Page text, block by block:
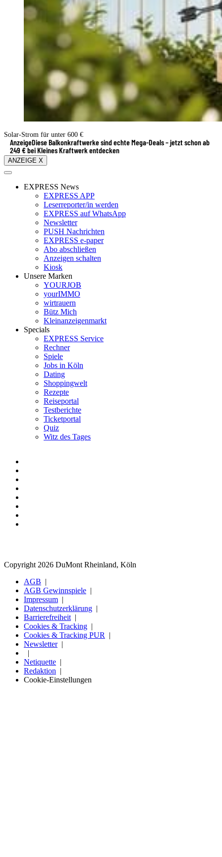
Solar-Strom für unter 600 €
AnzeigeDiese Balkonkraftwerke sind echte Mega-Deals – jetzt schon ab
249 € bei Kleines Kraftwerk entdecken
ANZEIGE X
EXPRESS News
EXPRESS APP
Leserreporter/in werden
EXPRESS auf WhatsApp
Newsletter
PUSH Nachrichten
EXPRESS e-paper
Abo abschließen
Anzeigen schalten
Kiosk
Unsere Marken
YOURJOB
yourIMMO
wirtrauern
Bütz Mich
Kleinanzeigenmarkt
Specials
EXPRESS Service
Rechner
Spiele
Jobs in Köln
Dating
Shoppingwelt
Rezepte
Reiseportal
Testberichte
Ticketportal
Quiz
Witz des Tages
Copyright 2026 DuMont Rheinland, Köln
AGB
AGB Gewinnspiele
Impressum
Datenschutzerklärung
Barrierefreiheit
Cookies & Tracking
Cookies & Tracking PUR
Newsletter
Netiquette
Redaktion
Cookie-Einstellungen